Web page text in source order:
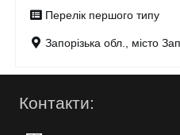
Перелік першого типу
Запорізька обл., місто
Контакти: